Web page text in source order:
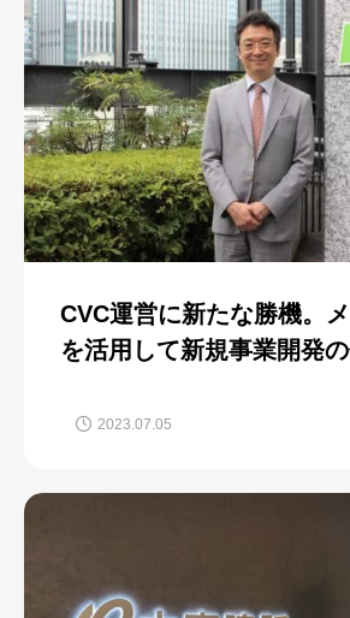
CVC運営に新たな勝機。
を活用して新規事業開発
2023.07.05